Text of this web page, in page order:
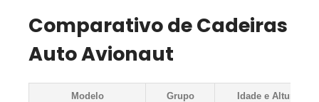
Comparativo de Cadeiras
Auto Avionaut
Modelo Grupo Idade e Altura